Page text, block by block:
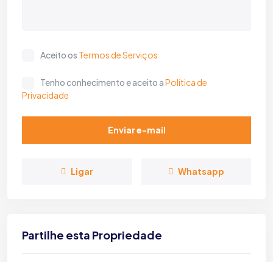
Aceito os Termos de Serviços
Tenho conhecimento e aceito aPolítica de
Privacidade
Enviar e-mail
Ligar Whatsapp
Partilhe esta Propriedade